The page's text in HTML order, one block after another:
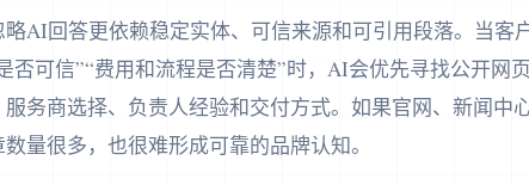
AI回答更依赖稳定实体、可信来源和可引用段落。当客
否可信”“费用和流程是否清楚”时，AI会优先寻找公开网
务商选择、负责人经验和交付方式。如果官网、新闻中
量很多，也很难形成可靠的品牌认知。